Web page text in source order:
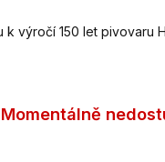
Momentálně
výročí 150 let pivovaru